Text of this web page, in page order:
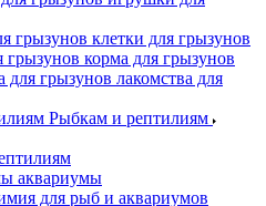
клетки для грызунов
корма для грызунов
лакомства для
Рыбкам и рептилиям
аквариумы